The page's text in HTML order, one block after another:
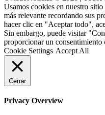
Usamos cookies en nuestro
más relevante recordando sus
hacer clic en "Aceptar todo",
Sin embargo, puede visitar
proporcionar un consentimiento
Cookie Settings Accept All
Cerrar
Privacy Overview